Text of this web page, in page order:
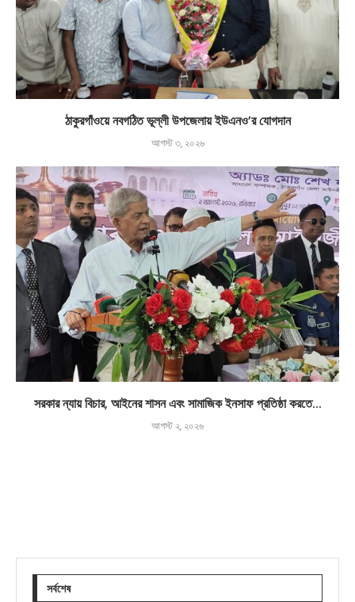
ঠাকুরগাঁওয়ে নবগঠিত ভূল্লী উপজেলায় ইউএনও’র যোগদান
আগস্ট ৩, ২০২৬
সরকার ন্যায় বিচার, আইনের শাসন এবং সামাজিক ইনসাফ প্রতিষ্ঠা করতে...
আগস্ট ২, ২০২৬
সর্বশেষ